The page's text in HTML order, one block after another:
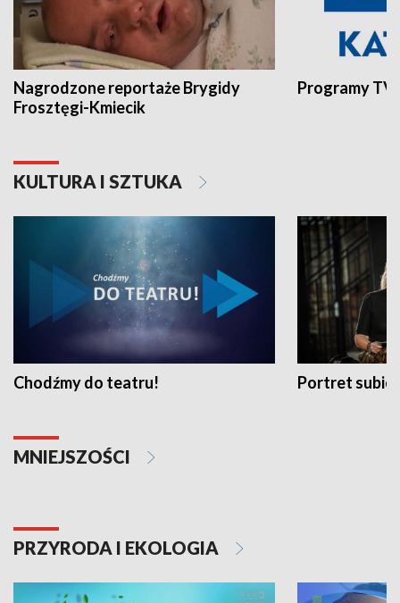
Nagrodzone reportaże Brygidy
Frosztęgi-Kmiecik
Programy
KULTURA I SZTUKA
Chodźmy do teatru! Portret
MNIEJSZOŚCI
PRZYRODA I EKOLOGIA